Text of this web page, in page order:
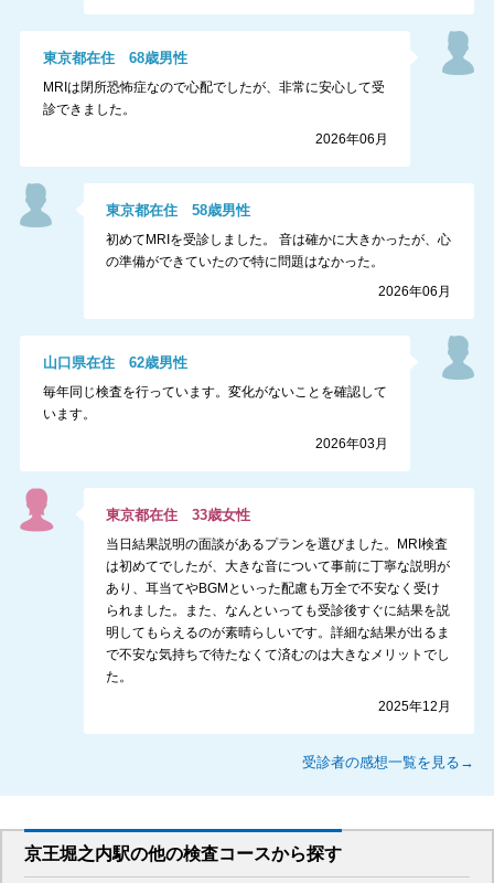
東京都在住 68歳男性
MRIは閉所恐怖症なので心配でしたが、非常に安心して受
診できました。
2026年06月
東京都在住58歳男性
初めてMRIを受診しました。 音は確かに大きかったが、心
の準備ができていたので特に問題はなかった。
2026年06月
山口県在住 62歳男性
毎年同じ検査を行っています。変化がないことを確認して
います。
2026年03月
東京都在住33歳女性
当日結果説明の面談があるプランを選びました。MRI検査
は初めてでしたが、大きな音について事前に丁寧な説明が
あり、耳当てやBGMといった配慮も万全で不安なく受け
られました。また、なんといっても受診後すぐに結果を説
明してもらえるのが素晴らしいです。詳細な結果が出るま
で不安な気持ちで待たなくて済むのは大きなメリットでし
た。
2025年12月
受診者の感想一覧を見る→
京王堀之内駅の他の検査コースから探す